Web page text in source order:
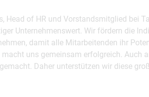
Head of HR und Vorstandsmitglied bei
Unternehmenswert. Wir fördern die
damit alle Mitarbeitenden ihr
uns gemeinsam erfolgreich. Auch
Daher unterstützen wir diese